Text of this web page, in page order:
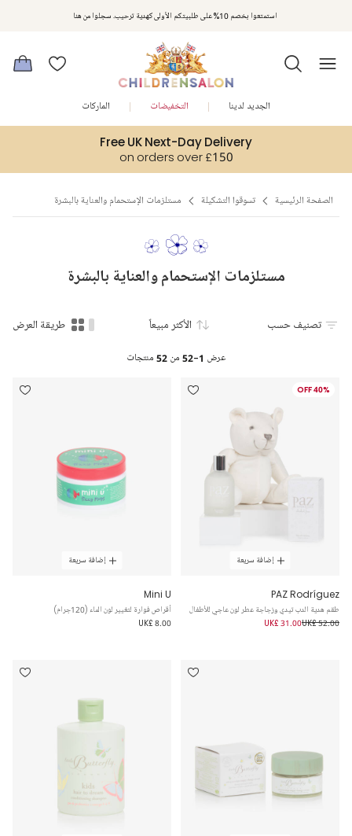
استمتعوا بخصم 10% على طلبيتكم الأولى كهدية ترحيب. سجلوا من هنا
مكافآت تشلدرن صالون | اجمعوا النقاط مع كل عملية شراء لتحصلوا على هدايا حصرية وعروض مصممة خصيصا لتلبي
متطلباتكم
Free UK Next-Day Delivery
on orders over £150
الجديد لدينا التخفيضات الماركات
الصفحة الرئيسية تسوقوا التشكيلة مستلزمات الإستحمام والعناية بالبشرة
مستلزمات الإستحمام والعناية بالبشرة
تصنيف حسب الأكثر مبيعاً طريقة العرض
عرض 1-52 من 52 منتجات
40% OFF
إضافة سريعة
PAZ Rodríguez
طقم هدية الدب تيدي وزجاجة عطر لون عاجي للأطفال
UK£ 52.00
UK£ 31.00
إضافة سريعة
Mini U
أقراص فوارة لتغيير لون الماء (120جرام)
UK£ 8.00